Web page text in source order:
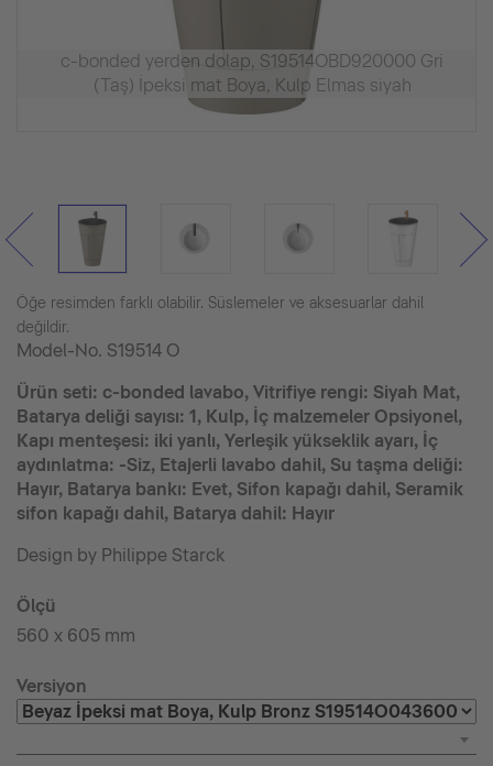
c-bonded yerden dolap, S19514OBD920000 Gri
(Taş) İpeksi mat Boya, Kulp Elmas siyah
Öğe resimden farklı olabilir. Süslemeler ve aksesuarlar dahil
değildir.
Model-No. S19514 O
Ürün seti: c-bonded lavabo, Vitrifiye rengi: Siyah Mat,
Batarya deliği sayısı: 1, Kulp, İç malzemeler Opsiyonel,
Kapı menteşesi: iki yanlı, Yerleşik yükseklik ayarı, İç
aydınlatma: -Siz, Etajerli lavabo dahil, Su taşma deliği:
Hayır, Batarya bankı: Evet, Sifon kapağı dahil, Seramik
sifon kapağı dahil, Batarya dahil: Hayır
Design by Philippe Starck
Ölçü
560 x 605 mm
Versiyon